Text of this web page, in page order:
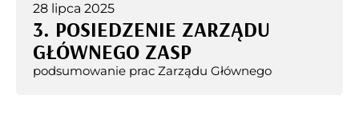
28 lipca 2025
3. POSIEDZENIE ZARZĄDU
GŁÓWNEGO ZASP
podsumowanie prac Zarządu Głównego